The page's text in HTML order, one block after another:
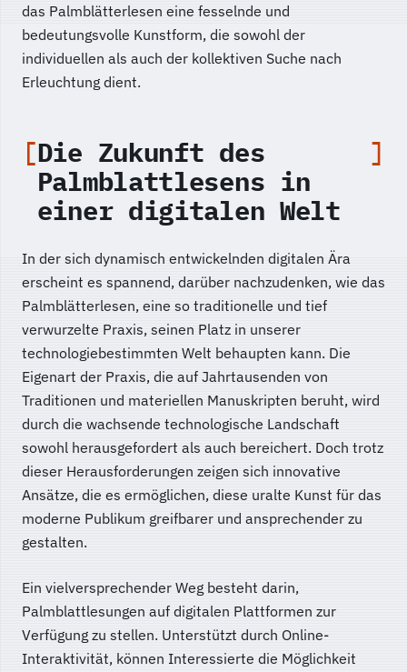
das Palmblätterlesen eine fesselnde und
bedeutungsvolle Kunstform, die sowohl der
individuellen als auch der kollektiven Suche nach
Erleuchtung dient.
Die Zukunft des
Palmblattlesens in
einer digitalen Welt
In der sich dynamisch entwickelnden digitalen Ära
erscheint es spannend, darüber nachzudenken, wie das
Palmblätterlesen, eine so traditionelle und tief
verwurzelte Praxis, seinen Platz in unserer
technologiebestimmten Welt behaupten kann. Die
Eigenart der Praxis, die auf Jahrtausenden von
Traditionen und materiellen Manuskripten beruht, wird
durch die wachsende technologische Landschaft
sowohl herausgefordert als auch bereichert. Doch trotz
dieser Herausforderungen zeigen sich innovative
Ansätze, die es ermöglichen, diese uralte Kunst für das
moderne Publikum greifbarer und ansprechender zu
gestalten.
Ein vielversprechender Weg besteht darin,
Palmblattlesungen auf digitalen Plattformen zur
Verfügung zu stellen. Unterstützt durch Online-
Interaktivität, können Interessierte die Möglichkeit